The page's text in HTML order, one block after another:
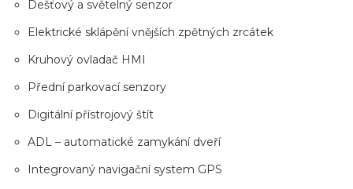
Dešťový a světelný senzor
Elektrické sklápění vnějších zpětných zrcátek
Kruhový ovladač HMI
Přední parkovací senzory
Digitální přístrojový štít
ADL – automatické zamykání dveří
Integrovaný navigační system GPS